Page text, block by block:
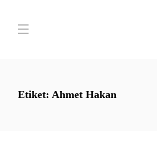
Etiket: Ahmet Hakan